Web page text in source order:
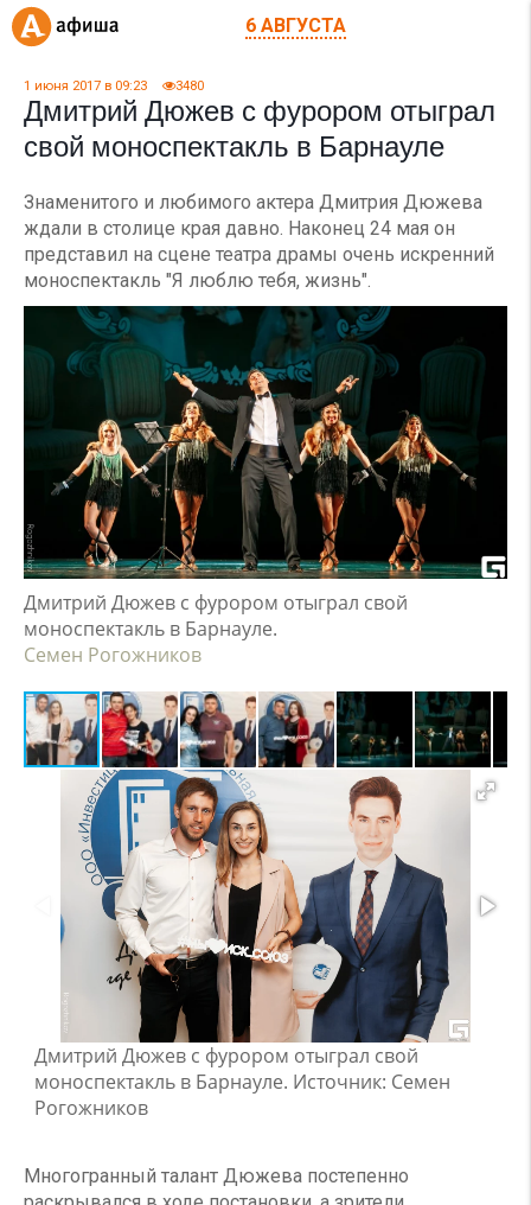
6 АВГУСТА
1 июня 2017 в 09:23 3480
Дмитрий Дюжев с фурором отыграл
свой моноспектакль в Барнауле
Знаменитого и любимого актера Дмитрия Дюжева
ждали в столице края давно. Наконец 24 мая он
представил на сцене театра драмы очень искренний
моноспектакль "Я люблю тебя, жизнь".
Дмитрий Дюжев с фурором отыграл свой
моноспектакль в Барнауле.
Семен Рогожников
Дмитрий Дюжев с фурором отыграл свой
моноспектакль в Барнауле. Источник: Семен
Рогожников
Многогранный талант Дюжева постепенно